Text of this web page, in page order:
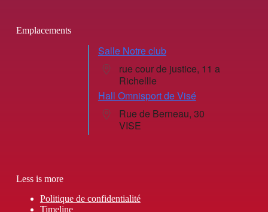
Emplacements
Salle Notre club
rue cour de justice, 11 a
Richellle
Hall Omnisport de Visé
Rue de Berneau, 30
VISE
Less is more
Politique de confidentialité
Timeline